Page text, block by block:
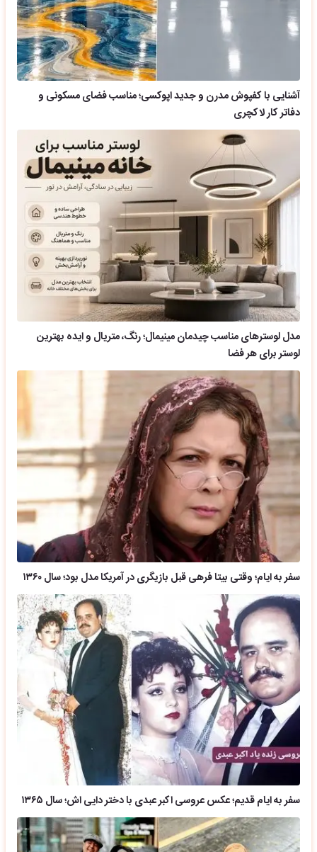
آشنایی با کفپوش مدرن و جدید اپوکسی؛ مناسب فضای مسکونی و
دفاتر کار لاکچری
مدل لوسترهای مناسب چیدمان مینیمال؛ رنگ، متریال و ایده بهترین
لوستر برای هر فضا
سفر به ایام؛ وقتی بیتا فرهی قبل بازیگری در آمریکا مدل بود؛ سال ۱۳۶۰
سفر به ایام قدیم؛ عکس عروسی اکبر عبدی با دختر دایی اش؛ سال ۱۳۶۵